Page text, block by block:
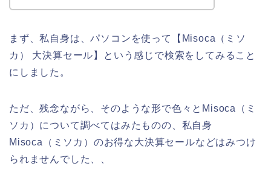
まず、私自身は、パソコンを使って【Misoca（ミソ
カ） 大決算セール】という感じで検索をしてみること
にしました。
ただ、残念ながら、そのような形で色々とMisoca（ミ
ソカ）について調べてはみたものの、私自身
Misoca（ミソカ）のお得な大決算セールなどはみつけ
られませんでした、、